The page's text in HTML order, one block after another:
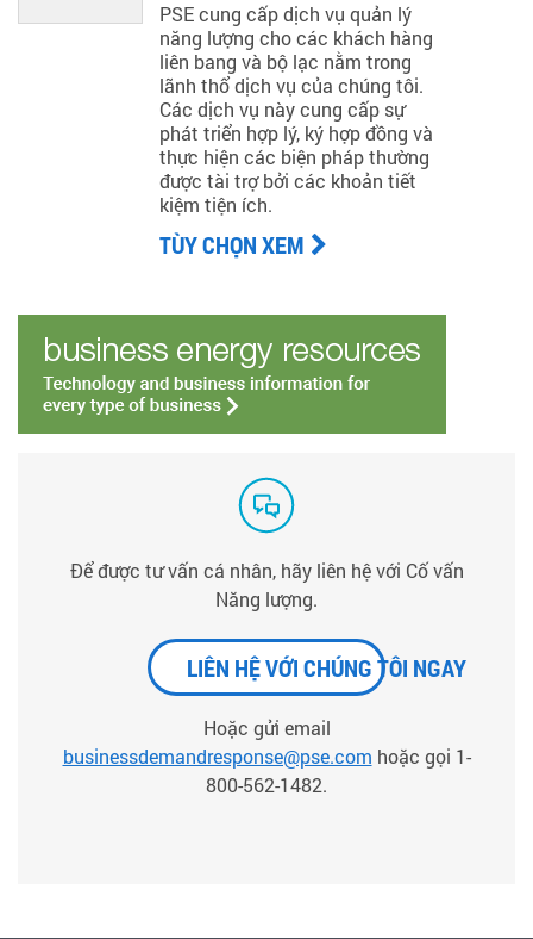
PSE cung cấp dịch vụ quản lý
năng lượng cho các khách hàng
liên bang và bộ lạc nằm trong
lãnh thổ dịch vụ của chúng tôi.
Các dịch vụ này cung cấp sự
phát triển hợp lý, ký hợp đồng và
thực hiện các biện pháp thường
được tài trợ bởi các khoản tiết
kiệm tiện ích.
TÙY CHỌN XEM
Để được tư vấn cá nhân, hãy liên hệ với Cố vấn
Năng lượng.
LIÊN HỆ VỚI CHÚNG TÔI NGAY
Hoặc gửi email
businessdemandresponse@pse.com hoặc gọi 1-
800-562-1482.